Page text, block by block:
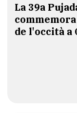
​La 39a
de l'occità a